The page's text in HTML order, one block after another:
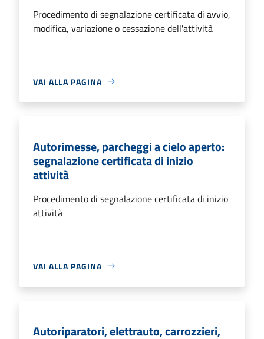
Procedimento di segnalazione certificata di avvio,
modifica, variazione o cessazione dell'attività
VAI ALLA PAGINA
Autorimesse, parcheggi a cielo aperto:
segnalazione certificata di inizio
attività
Procedimento di segnalazione certificata di inizio
attività
VAI ALLA PAGINA
Autoriparatori, elettrauto, carrozzieri,